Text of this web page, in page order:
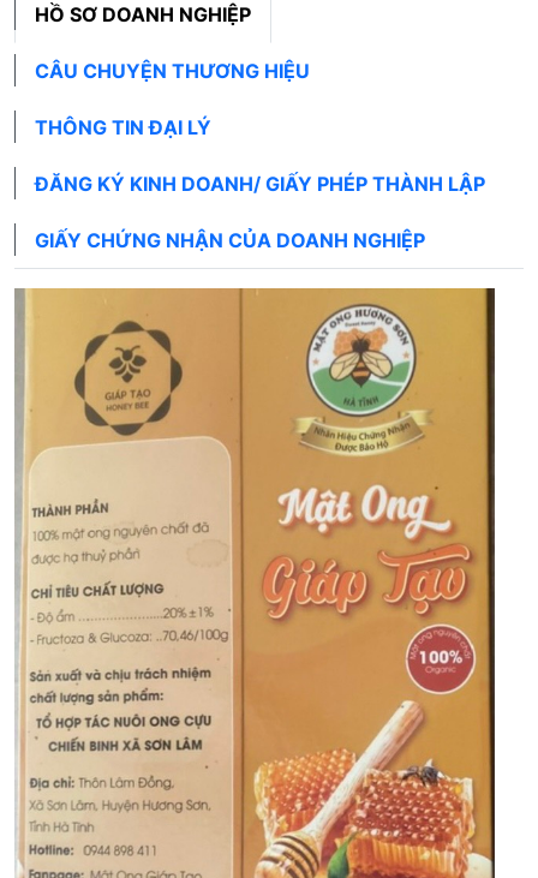
HỒ SƠ DOANH NGHIỆP
CÂU CHUYỆN THƯƠNG HIỆU
THÔNG TIN ĐẠI LÝ
ĐĂNG KÝ KINH DOANH/ GIẤY PHÉP THÀNH LẬP
GIẤY CHỨNG NHẬN CỦA DOANH NGHIỆP